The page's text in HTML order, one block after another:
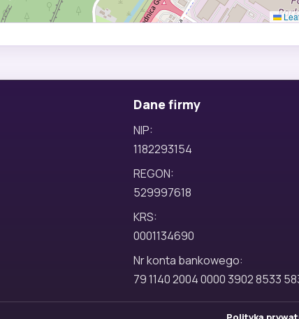
Dane firmy
NIP:
1182293154
REGON:
529997618
KRS:
0001134690
Nr konta bankowego:
79 1140 2004 0000 3902 8533